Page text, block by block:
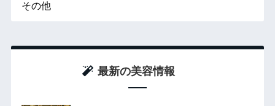
その他
最新の美容情報